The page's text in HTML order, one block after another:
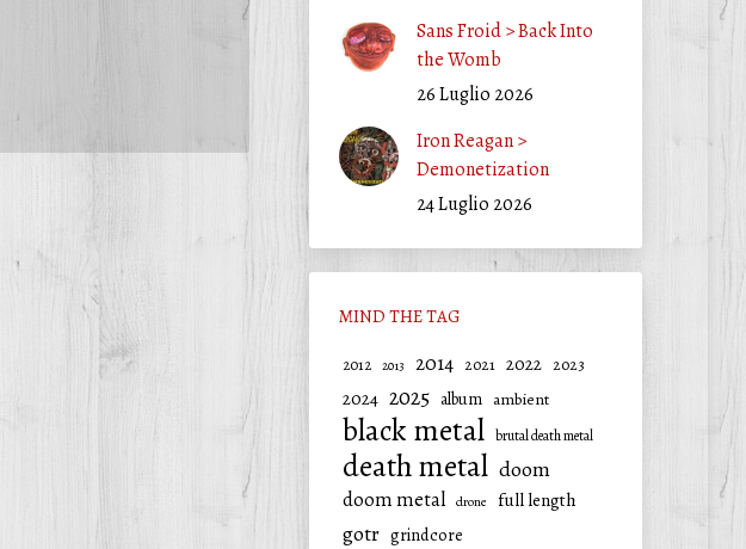
Sans Froid > Back Into
the Womb
26 Luglio 2026
Iron Reagan >
Demonetization
24 Luglio 2026
MIND THE TAG
2012 2013 2014 2021 2022 2023
2024 2025 album ambient
black metal brutal death metal
death metal doom
doom metal drone full length
gotr grindcore